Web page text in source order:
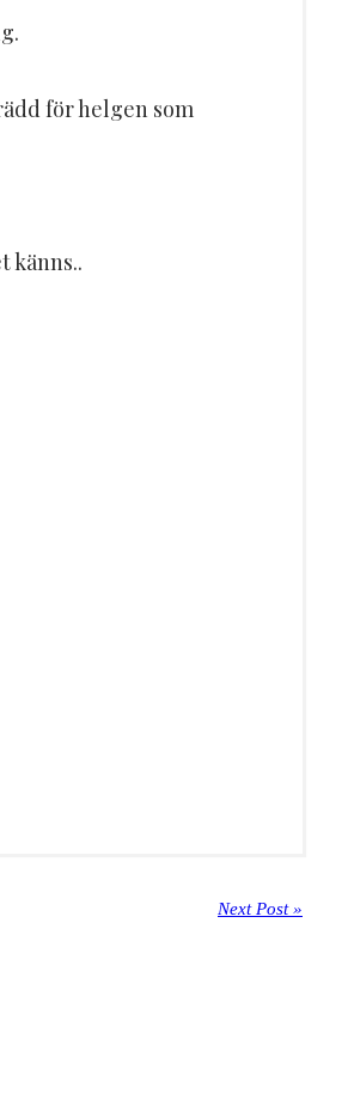
för helgen som
känns..
Next Post »